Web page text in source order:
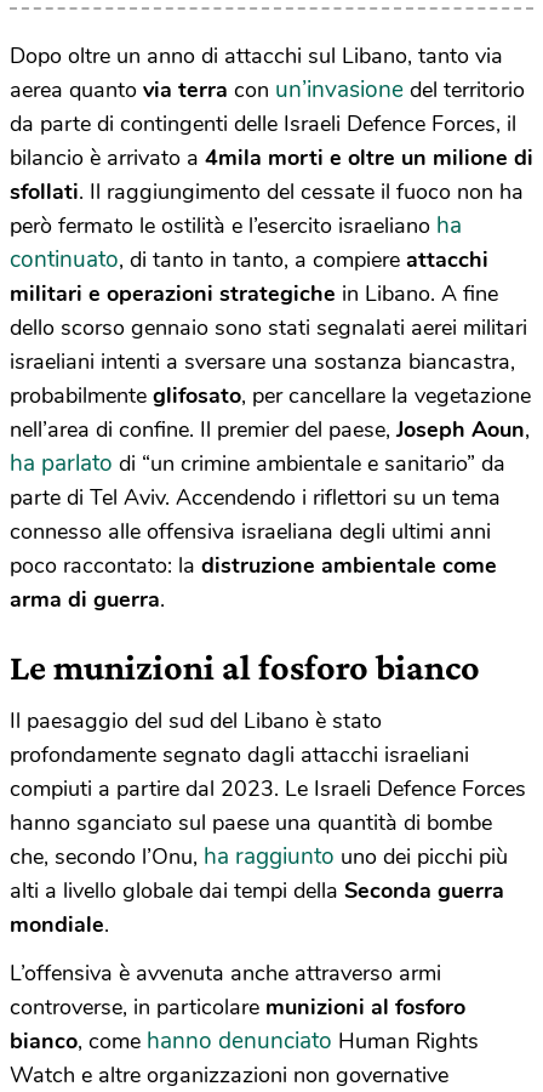
Dopo oltre un anno di attacchi sul Libano, tanto via
aerea quanto via terra con un’invasione del territorio
da parte di contingenti delle Israeli Defence Forces, il
bilancio è arrivato a 4mila morti e oltre un milione di
sfollati. Il raggiungimento del cessate il fuoco non ha
però fermato le ostilità e l’esercito israeliano ha
continuato, di tanto in tanto, a compiere attacchi
militari e operazioni strategiche in Libano. A fine
dello scorso gennaio sono stati segnalati aerei militari
israeliani intenti a sversare una sostanza biancastra,
probabilmente glifosato, per cancellare la vegetazione
nell’area di confine. Il premier del paese,Joseph Aoun,
ha parlato di “un crimine ambientale e sanitario” da
parte di Tel Aviv. Accendendo i riflettori su un tema
connesso alle offensiva israeliana degli ultimi anni
poco raccontato: la distruzione ambientale come
arma di guerra.
Le munizioni al fosforo bianco
Il paesaggio del sud del Libano è stato
profondamente segnato dagli attacchi israeliani
compiuti a partire dal 2023. Le Israeli Defence Forces
hanno sganciato sul paese una quantità di bombe
che, secondo l’Onu, ha raggiunto uno dei picchi più
alti a livello globale dai tempi della Seconda guerra
mondiale.
L’offensiva è avvenuta anche attraverso armi
controverse, in particolare munizioni al fosforo
bianco, come hanno denunciato Human Rights
Watch e altre organizzazioni non governative